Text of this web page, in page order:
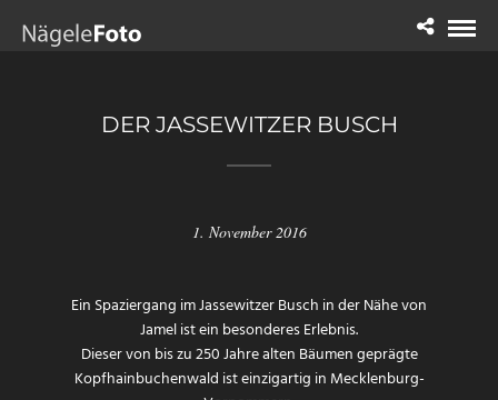
DER JASSEWITZER BUSCH
1. November 2016
Ein Spaziergang im Jassewitzer Busch in der Nähe von
Jamel ist ein besonderes Erlebnis.
Dieser von bis zu 250 Jahre alten Bäumen geprägte
Kopfhainbuchenwald ist einzigartig in Mecklenburg-